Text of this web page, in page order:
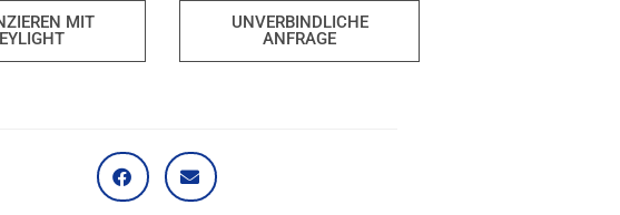
MIT
UNVERBINDLICHE
ANFRAGE